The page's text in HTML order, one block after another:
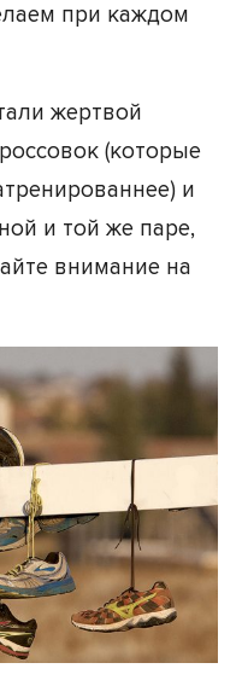
при каждом
жертвой
(которые
и
и той же паре,
внимание на